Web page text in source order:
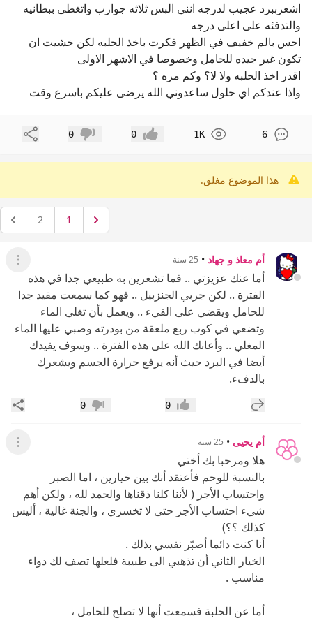
اشعرببرد عجيب لدرجه انني البس ثلاثه جوارب واتغطى ببطانيه
والتدفئه على اعلى درجه
احس بالم خفيف في الظهر فكرت باخذ الحلبه لكن خشيت ان
تكون غير جيده للحامل وخصوصا في الاشهر الاولى
اقدر اخذ الحلبه ولا لا؟ وكم مره ؟
واذا عندكم اي حلول ساعدوني الله يرضى عليكم باسرع وقت
6
1K إعجاب 0 عدم إعجاب
0 مشاركة
هذا الموضوع مغلق.
1
2
أم معاذ و جهاد • 25 سنة عرض
أما عنك عزيزتي .. فما تشعرين به طبيعي جدا في هذه
الفترة .. لكن جربي الجنزبيل .. فهو كما سمعت مفيد جدا
للحامل ويقضي على القيء .. ويعمل بأن تغلي الماء
وتضعي في كوب ربع ملعقة من بودرته وصبي عليها الماء
المغلي .. وأعانك الله على هذه الفترة .. وسوف يفيدك
أيضا في البرد حيث أنه يرفع حرارة الجسم ويشعرك
بالدفء.
إضافة رد جديد إعجاب0 عدم إعجاب
0
أم يحيى • 25 سنة عرض
هلا ومرحبا بك أختي
بالنسبة للوحم فأعتقد أنك بين خيارين ، اما الصبر
واحتساب الأجر ( لأننا كلنا ذقناها والحمد لله ، ولكن أهم
شيء احتساب الأجر حتى لا تخسري ، والجنة غالية ، أليس
كذلك ؟؟)
أنا كنت دائما أصبّر نفسي بذلك .
الخيار الثاني أن تذهبي الى طبيبة فلعلها تصف لك دواء
مناسب .
أما عن الحلبة فسمعت أنها لا تصلح للحامل ،